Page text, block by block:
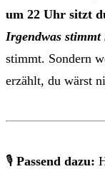
um 22 Uhr sitzt
Irgendwas
stimmt. Sondern
erzählt, du wärst
🎙 Passend dazu: